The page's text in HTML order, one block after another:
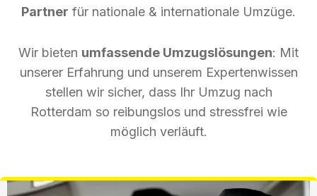
Partner für nationale & internationale Umzüge.
Wir bieten umfassende Umzugslösungen: Mit
unserer Erfahrung und unserem Expertenwissen
stellen wir sicher, dass Ihr Umzug nach
Rotterdam so reibungslos und stressfrei wie
möglich verläuft.